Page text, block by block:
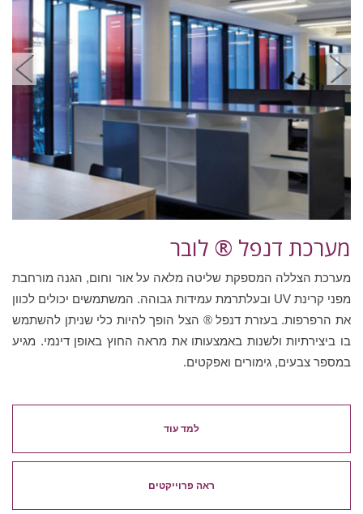
מערכת דנפל ® לובר
מערכת הצללה המספקת שליטה מלאה על אור וחום, הגנה מורחבת
מפני קרינת UV ובעלתרמת עמידות גבוהה. המשתמשים יכולים לכוון
את הרפרפות. בעזרת דנפל ® הצל הופך להיות כלי שניתן להשתמש
בו ביצירתיות ולשנות באמצעותו את מראה החוץ באופן דינמי. מגיע
במספר צבעים, גימורים ואפקטים.
למד עוד
ראה פרוייקטים